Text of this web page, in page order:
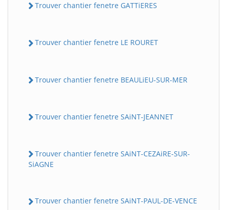
Trouver chantier fenetre GATTiERES
Trouver chantier fenetre LE ROURET
Trouver chantier fenetre BEAULiEU-SUR-MER
Trouver chantier fenetre SAiNT-JEANNET
Trouver chantier fenetre SAiNT-CEZAiRE-SUR-
SiAGNE
Trouver chantier fenetre SAiNT-PAUL-DE-VENCE